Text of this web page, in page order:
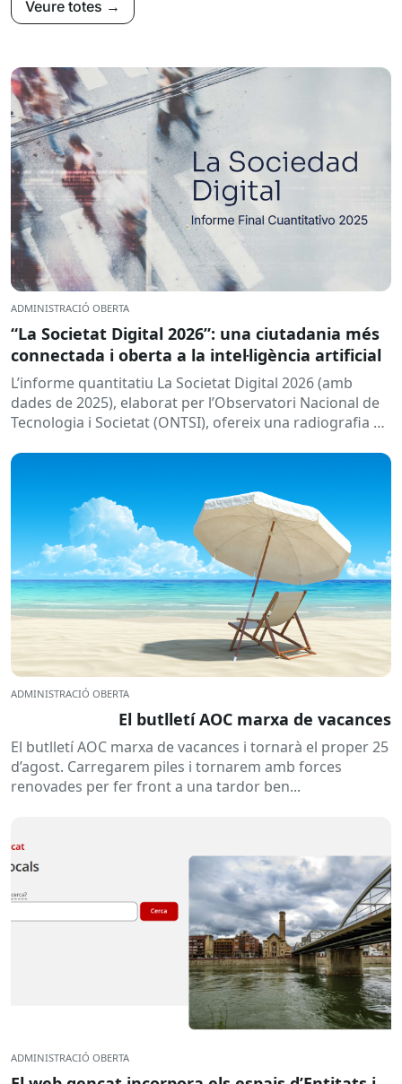
Veure totes →
ADMINISTRACIÓ OBERTA
“La Societat Digital 2026”: una ciutadania més
connectada i oberta a la intel·ligència artificial
L’informe quantitatiu La Societat Digital 2026 (amb
dades de 2025), elaborat per l’Observatori Nacional de
Tecnologia i Societat (ONTSI), ofereix una radiografia de
ADMINISTRACIÓ OBERTA
El butlletí AOC marxa de vacances
El butlletí AOC marxa de vacances i tornarà el proper 25
d’agost. Carregarem piles i tornarem amb forces
renovades per fer front a una tardor ben...
ADMINISTRACIÓ OBERTA